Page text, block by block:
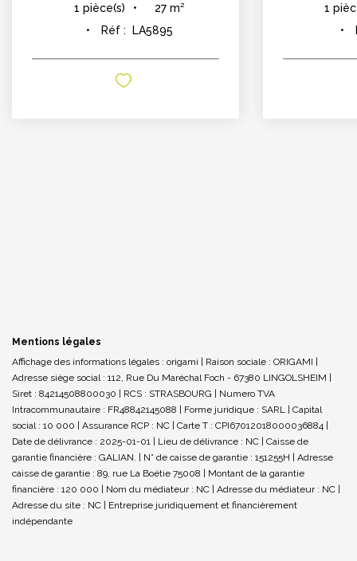
1 pièce(s) 27 m²
Réf : LA5895
1
Mentions légales
Affichage des informations légales : origami | Raison sociale : ORIGAMI |
Adresse siège social : 112, Rue Du Maréchal Foch - 67380 LINGOLSHEIM |
Siret : 84214508800030 | RCS : STRASBOURG | Numero TVA
Intracommunautaire : FR48842145088 | Forme juridique : SARL | Capital
social : 10 000 | Assurance RCP : NC | Carte T : CPI67012018000036884 |
Date de délivrance : 2025-01-01 | Lieu de délivrance : NC | Caisse de
garantie financière : GALIAN. | N° de caisse de garantie : 151255H | Adresse
caisse de garantie : 89, rue La Boétie 75008 | Montant de la garantie
financière : 120 000 | Nom du médiateur : NC | Adresse du médiateur : NC |
Adresse du site : NC | Entreprise juridiquement et financièrement
indépendante